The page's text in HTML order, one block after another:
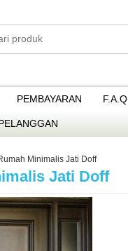
PEMBAYARAN F.A.Q
Minimalis Jati Doff
Jati Doff